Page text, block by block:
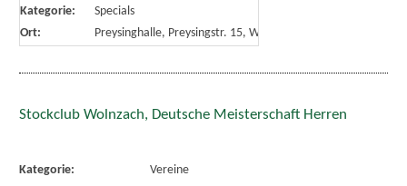
Kategorie:
Specials
Ort:
Preysinghalle, Preysingstr. 15, Wolnzach
Stockclub Wolnzach, Deutsche Meisterschaft Herren
Kategorie:
Vereine